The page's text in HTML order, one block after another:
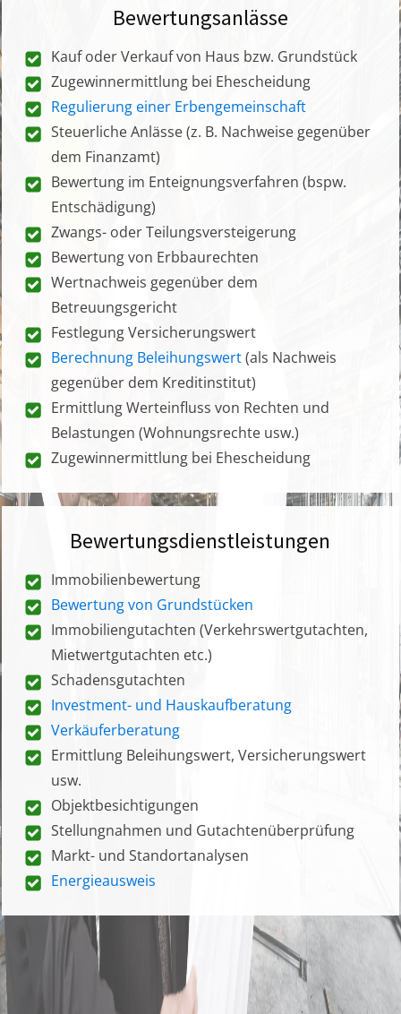
Bewertungsanlässe
Kauf oder Verkauf von Haus bzw. Grundstück
Zugewinnermittlung bei Ehescheidung
Regulierung einer Erbengemeinschaft
Steuerliche Anlässe (z. B. Nachweise gegenüber
dem Finanzamt)
Bewertung im Enteignungsverfahren (bspw.
Entschädigung)
Zwangs- oder Teilungsversteigerung
Bewertung von Erbbaurechten
Wertnachweis gegenüber dem
Betreuungsgericht
Festlegung Versicherungswert
Berechnung Beleihungswert(als Nachweis
gegenüber dem Kreditinstitut)
Ermittlung Werteinfluss von Rechten und
Belastungen (Wohnungsrechte usw.)
Zugewinnermittlung bei Ehescheidung
Bewertungsdienstleistungen
Immobilienbewertung
Bewertung von Grundstücken
Immobiliengutachten (Verkehrswertgutachten,
Mietwertgutachten etc.)
Schadensgutachten
Investment- und Hauskaufberatung
Verkäuferberatung
Ermittlung Beleihungswert, Versicherungswert
usw.
Objektbesichtigungen
Stellungnahmen und Gutachtenüberprüfung
Markt- und Standortanalysen
Energieausweis